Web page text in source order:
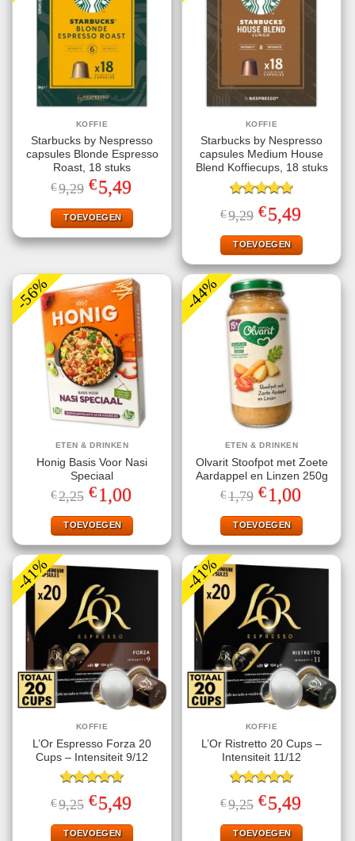
KOFFIE
Starbucks by Nespresso
capsules Blonde Espresso
Roast, 18 stuks
€9,29 Oorspronkelijke
prijs
was:
€9,29.
€5,49
is:
€5,49.
TOEVOEGEN
KOFFIE
Starbucks by Nespresso
capsules Medium House
Blend Koffiecups, 18 stuks
Gewaardeerd
5.00uit 5
€9,29 Oorspronkelijke
prijs
was:
€9,29.
€5,49
is:
€5,49.
TOEVOEGEN
-56%
ETEN & DRINKEN
Honig Basis Voor Nasi
Speciaal
€2,25 Oorspronkelijke
prijs
was:
€2,25.
€1,00
is:
€1,00.
TOEVOEGEN
-44%
ETEN & DRINKEN
Olvarit Stoofpot met Zoete
Aardappel en Linzen 250g
€1,79 Oorspronkelijke
prijs
was:
€1,79.
€1,00
is:
€1,00.
TOEVOEGEN
-41%
KOFFIE
L’Or Espresso Forza 20
Cups – Intensiteit 9/12
Gewaardeerd
5.00uit 5
€9,25 Oorspronkelijke
prijs
was:
€9,25.
€5,49
is:
€5,49.
TOEVOEGEN
-41%
KOFFIE
L’Or Ristretto 20 Cups –
Intensiteit 11/12
Gewaardeerd
5.00uit 5
€9,25 Oorspronkelijke
prijs
was:
€9,25.
€5,49
is:
€5,49.
TOEVOEGEN